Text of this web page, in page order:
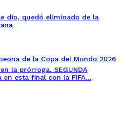
dio, quedó eliminado de la
de la Copa del Mundo 2026
la prórroga. SEGUNDA
en esta final con la FIFA…